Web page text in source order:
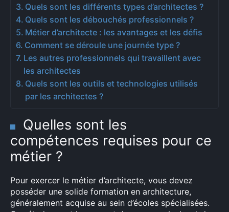
Quels sont les différents types d’architectes ?
Quels sont les débouchés professionnels ?
Métier d’architecte : les avantages et les défis
Comment se déroule une journée type ?
Les autres professionnels qui travaillent avec
les architectes
Quels sont les outils et technologies utilisés
par les architectes ?
Quelles sont les
compétences requises pour ce
métier ?
Pour exercer le métier d’architecte, vous devez
posséder une solide formation en architecture,
généralement acquise au sein d’écoles spécialisées.